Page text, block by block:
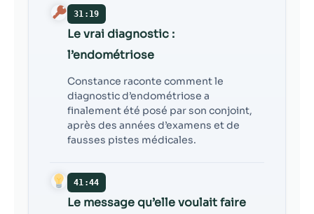
31:19
Le vrai diagnostic :
l’endométriose
Constance raconte comment le
diagnostic d’endométriose a
finalement été posé par son conjoint,
après des années d’examens et de
fausses pistes médicales.
41:44
Le message qu’elle voulait faire